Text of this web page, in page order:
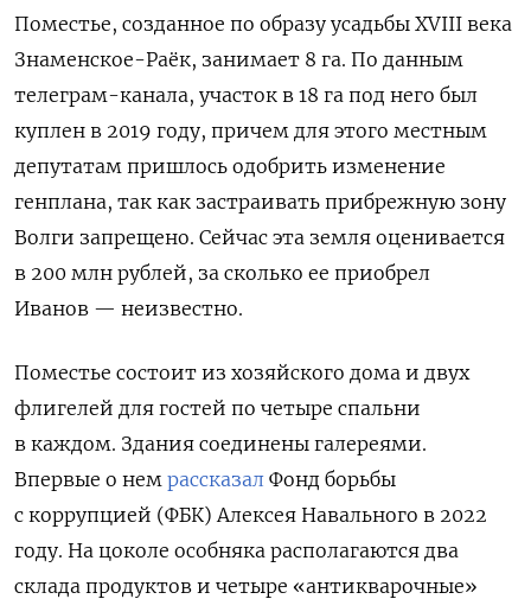
Поместье, созданное по образу усадьбы XVIII века
Знаменское-Раёк, занимает 8 га. По данным
телеграм-канала, участок в 18 га под него был
куплен в 2019 году, причем для этого местным
депутатам пришлось одобрить изменение
генплана, так как застраивать прибрежную зону
Волги запрещено. Сейчас эта земля оценивается
в 200 млн рублей, за сколько ее приобрел
Иванов — неизвестно.
Поместье состоит из хозяйского дома и двух
флигелей для гостей по четыре спальни
в каждом. Здания соединены галереями.
Впервые о нем рассказал Фонд борьбы
с коррупцией (ФБК) Алексея Навального в 2022
году. На цоколе особняка располагаются два
склада продуктов и четыре «антикварочные»